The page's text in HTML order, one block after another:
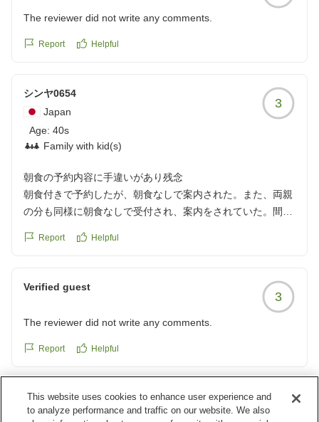
The reviewer did not write any comments.
Report Helpful
シンヤ0654
Japan
Age: 40s
Family with kid(s)
3
朝食の予約内容に手違いがあり残念
朝食付きで予約したが、朝食なしで案内された。また、両親
の分も同様に朝食なしで受付され、案内をされていた。間違
いい気持ちはしなかった。
Report Helpful
Verified guest
3
The reviewer did not write any comments.
Report Helpful
Verified guest
This website uses cookies to enhance user experience and
to analyze performance and traffic on our website. We also